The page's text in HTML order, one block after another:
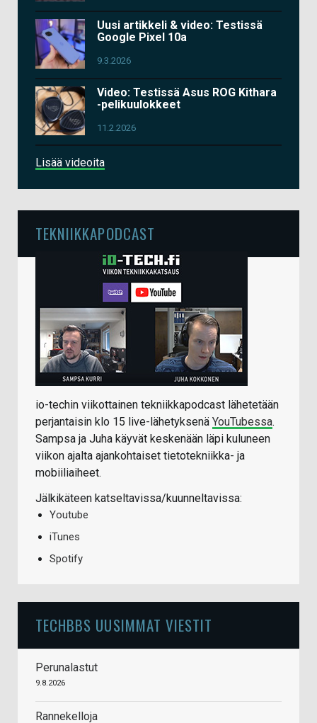
Uusi artikkeli & video: Testissä
Google Pixel 10a
9.3.2026
Video: Testissä Asus ROG Kithara
-pelikuulokkeet
11.2.2026
Lisää videoita
TEKNIIKKAPODCAST
io-techin viikottainen tekniikkapodcast lähetetään
perjantaisin klo 15 live-lähetyksenä YouTubessa.
Sampsa ja Juha käyvät keskenään läpi kuluneen
viikon ajalta ajankohtaiset tietotekniikka- ja
mobiiliaiheet.
Jälkikäteen katseltavissa/kuunneltavissa:
Youtube
iTunes
Spotify
TECHBBS UUSIMMAT VIESTIT
Perunalastut
9.8.2026
Rannekelloja